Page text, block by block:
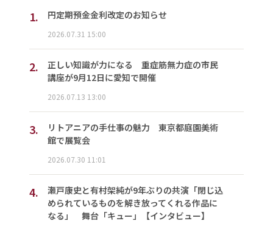
1.
円定期預金金利改定のお知らせ
2026.07.31 15:00
2.
正しい知識が力になる 重症筋無力症の市民
講座が9月12日に愛知で開催
2026.07.13 13:00
3.
リトアニアの手仕事の魅力 東京都庭園美術
館で展覧会
2026.07.30 11:01
4.
瀬戸康史と有村架純が9年ぶりの共演「閉じ込
められているものを解き放ってくれる作品に
なる」 舞台「キュー」【インタビュー】